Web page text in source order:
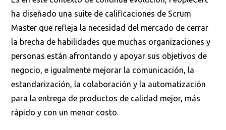
ha diseñado una suite de calificaciones de Scrum
Master que refleja la necesidad del mercado de cerrar
la brecha de habilidades que muchas organizaciones y
personas están afrontando y apoyar sus objetivos de
negocio, e igualmente mejorar la comunicación, la
estandarización, la colaboración y la automatización
para la entrega de productos de calidad mejor, más
rápido y con un menor costo.